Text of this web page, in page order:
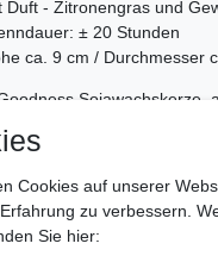
Duft - Zitronengras und
± 20 Stunden
ca. 9 cm / Durchmesser
Sojawachskerze,
in einem
Cookies auf unserer
zu verbessern.
Sie hier: